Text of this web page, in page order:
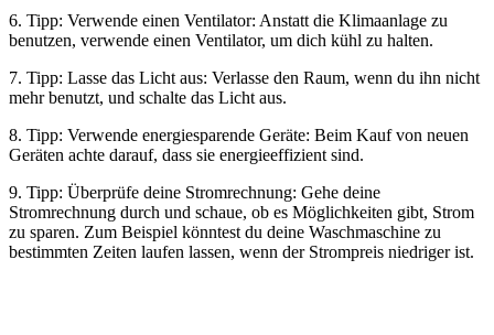
6. Tipp: Verwende einen Ventilator: Anstatt die Klimaanlage zu
benutzen, verwende einen Ventilator, um dich kühl zu halten.
7. Tipp: Lasse das Licht aus: Verlasse den Raum, wenn du ihn nicht
mehr benutzt, und schalte das Licht aus.
8. Tipp: Verwende energiesparende Geräte: Beim Kauf von neuen
Geräten achte darauf, dass sie energieeffizient sind.
9. Tipp: Überprüfe deine Stromrechnung: Gehe deine
Stromrechnung durch und schaue, ob es Möglichkeiten gibt, Strom
zu sparen. Zum Beispiel könntest du deine Waschmaschine zu
bestimmten Zeiten laufen lassen, wenn der Strompreis niedriger ist.